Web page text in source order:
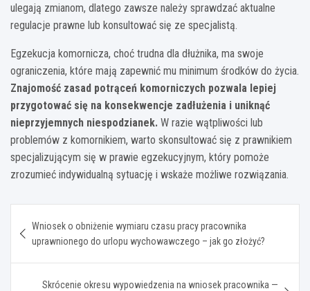
ulegają zmianom, dlatego zawsze należy sprawdzać aktualne
regulacje prawne lub konsultować się ze specjalistą.
Egzekucja komornicza, choć trudna dla dłużnika, ma swoje
ograniczenia, które mają zapewnić mu minimum środków do życia.
Znajomość zasad potrąceń komorniczych pozwala lepiej
przygotować się na konsekwencje zadłużenia i uniknąć
nieprzyjemnych niespodzianek. W razie wątpliwości lub
problemów z komornikiem, warto skonsultować się z prawnikiem
specjalizującym się w prawie egzekucyjnym, który pomoże
zrozumieć indywidualną sytuację i wskaże możliwe rozwiązania.
wpisu
Wniosek o obniżenie wymiaru czasu pracy pracownika
uprawnionego do urlopu wychowawczego – jak go złożyć?
Skrócenie okresu wypowiedzenia na wniosek pracownika —